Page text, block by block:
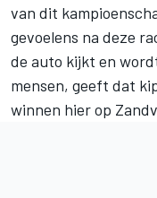
van dit
gevoelens na deze
de auto kijkt en
mensen, geeft dat
winnen hier op